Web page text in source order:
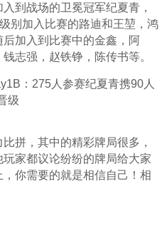
到战场的卫冕冠军纪夏青，
别加入比赛的路迪和王堃，鸿
加入到比赛中的金鑫，阿
志强，赵铁铮，陈传书等。
拼，其中的精彩牌局很多，
家都议论纷纷的牌局给大家
你需要的就是相信自己！相